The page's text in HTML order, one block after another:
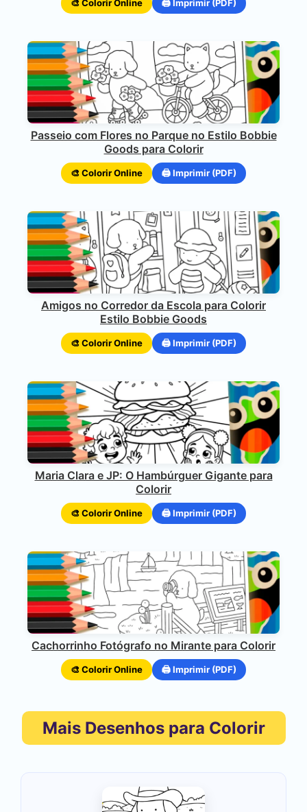
🎨 Colorir Online 🖨️ Imprimir (PDF)
Passeio com Flores no Parque no Estilo Bobbie
Goods para Colorir
🎨 Colorir Online 🖨️ Imprimir (PDF)
Amigos no Corredor da Escola para Colorir
Estilo Bobbie Goods
🎨 Colorir Online 🖨️ Imprimir (PDF)
Maria Clara e JP: O Hambúrguer Gigante para
Colorir
🎨 Colorir Online 🖨️ Imprimir (PDF)
Cachorrinho Fotógrafo no Mirante para Colorir
🎨 Colorir Online 🖨️ Imprimir (PDF)
Mais Desenhos para Colorir